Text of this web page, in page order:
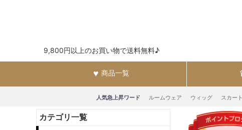
9,800円以上のお買い物で送料無料♪
商品一覧
人気急上昇ワード ルームウェア ウィッグ スカート
カテゴリ一覧